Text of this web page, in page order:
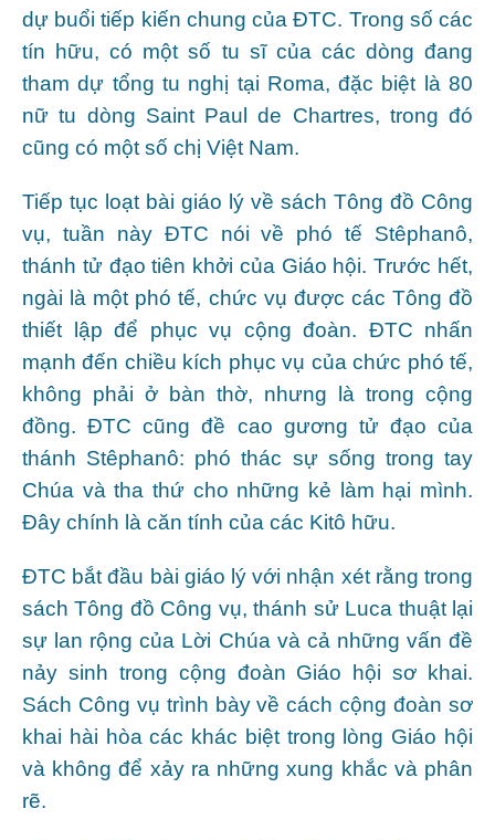
dự buổi tiếp kiến chung của ĐTC. Trong số các
tín hữu, có một số tu sĩ của các dòng đang
tham dự tổng tu nghị tại Roma, đặc biệt là 80
nữ tu dòng Saint Paul de Chartres, trong đó
cũng có một số chị Việt Nam.
Tiếp tục loạt bài giáo lý về sách Tông đồ Công
vụ, tuần này ĐTC nói về phó tế Stêphanô,
thánh tử đạo tiên khởi của Giáo hội. Trước hết,
ngài là một phó tế, chức vụ được các Tông đồ
thiết lập để phục vụ cộng đoàn. ĐTC nhấn
mạnh đến chiều kích phục vụ của chức phó tế,
không phải ở bàn thờ, nhưng là trong cộng
đồng. ĐTC cũng đề cao gương tử đạo của
thánh Stêphanô: phó thác sự sống trong tay
Chúa và tha thứ cho những kẻ làm hại mình.
Đây chính là căn tính của các Kitô hữu.
ĐTC bắt đầu bài giáo lý với nhận xét rằng trong
sách Tông đồ Công vụ, thánh sử Luca thuật lại
sự lan rộng của Lời Chúa và cả những vấn đề
nảy sinh trong cộng đoàn Giáo hội sơ khai.
Sách Công vụ trình bày về cách cộng đoàn sơ
khai hài hòa các khác biệt trong lòng Giáo hội
và không để xảy ra những xung khắc và phân
rẽ.